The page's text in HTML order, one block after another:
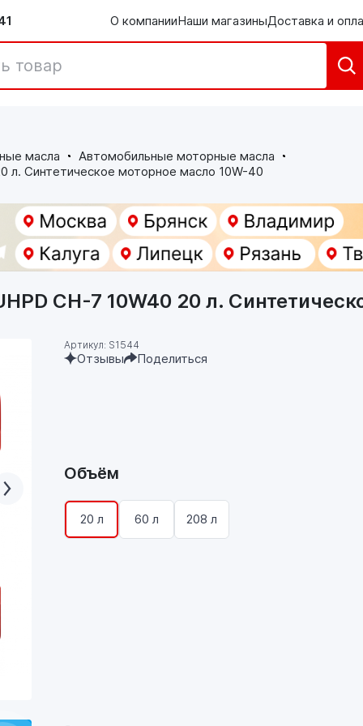
О компанииНаши магазиныДоставка и
масла
Автомобильные моторные масла
л. Синтетическое моторное масло 10W-40
CH-7 10W40 20 л.
Артикул: S1544
Отзывы Поделиться
Объём
20 л 60 л 208 л